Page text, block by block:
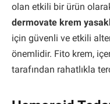
olan etkili bir ürün
dermovate krem
için güvenli ve etkili
önemlidir. Fito krem,
tarafından rahatlıkla